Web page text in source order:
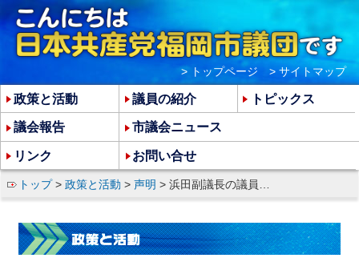
トップ> 政策と活動 > 声明 > 浜田副議長の議員辞職であっせん収賄事件を闇に葬ることは許されない
政策と活動 議員の紹介 トピックス
議会報告 市議会ニュース
リンク お問い合せ
> トップページ > サイトマップ